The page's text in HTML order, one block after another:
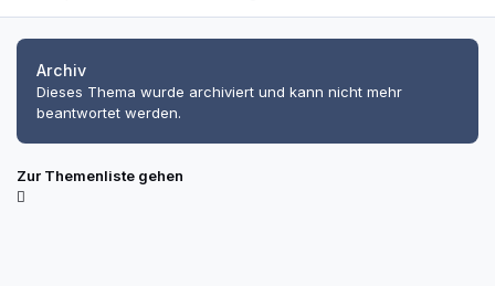
Archiv
Dieses Thema wurde archiviert und kann nicht mehr
beantwortet werden.
Zur Themenliste gehen